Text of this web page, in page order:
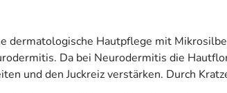
Hautpflege mit
Da bei Neurodermitis die
und den Juckreiz verstärken. Durch